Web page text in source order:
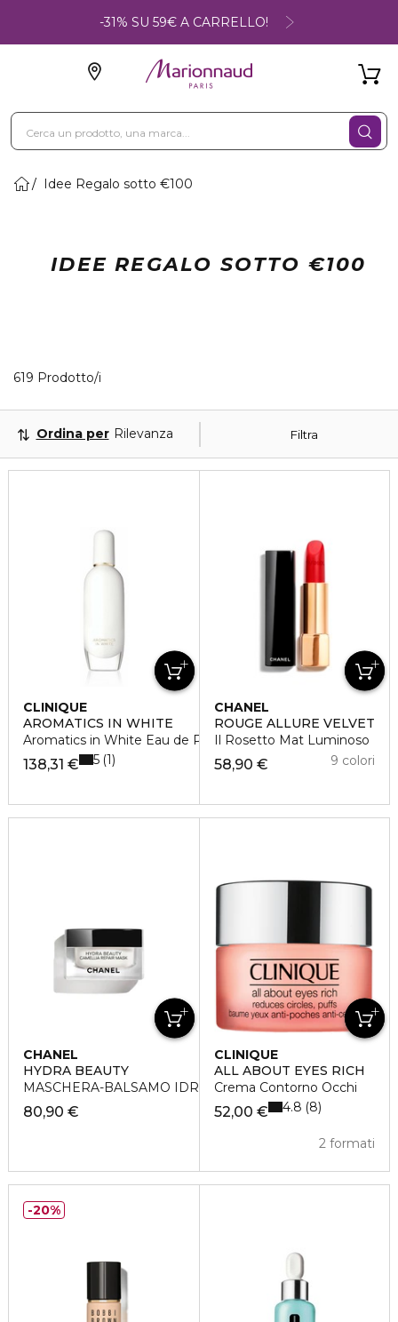
-31% SU 59€ A CARRELLO!
Idee Regalo sotto €100
IDEE REGALO SOTTO €100
619 Prodotto/i
Filtra
Ordina per Rilevanza
CLINIQUE
AROMATICS IN WHITE
Aromatics in White Eau de Parfum
138,31 € 5 1
CHANEL
ROUGE ALLURE VELVET
Il Rosetto Mat Luminoso
58,90 € 9 colori
CHANEL
HYDRA BEAUTY
MASCHERA-BALSAMO IDRATANTE RIPARATRICE
80,90 €
CLINIQUE
ALL ABOUT EYES RICH
Crema Contorno Occhi
52,00 €
2 formati
4.8 8
20%